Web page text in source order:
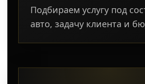
Подбираем услугу под
авто, задачу клиента и